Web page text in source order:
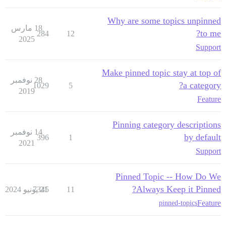
Why are some topics unpinned
to me?
Support
12
284
18 مارس
2025
Make pinned topic stay at top of
a category?
Feature
5
1029
28 نوفمبر
2019
Pinning category descriptions
by default
Support
1
396
14 نوفمبر
2021
Pinned Topic -- How Do We
Always Keep it Pinned?
Feature
pinned-topics
11
7345
21 يونيو 2024